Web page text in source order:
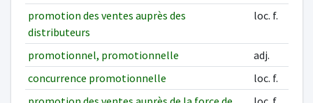
promotion des ventes auprès des
distributeurs
loc. f.
promotionnel, promotionnelle
adj.
concurrence promotionnelle
loc. f.